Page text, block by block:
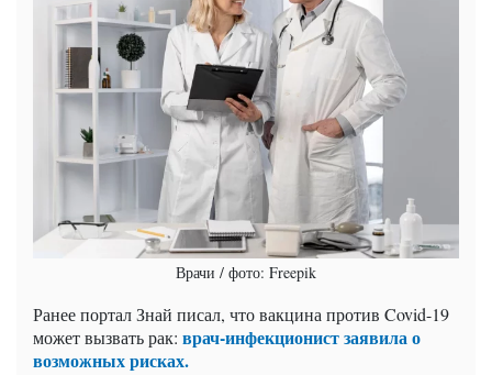
Врачи / фото: Freepik
Ранее портал Знай писал, что вакцина против Covid-19
может вызвать рак: врач-инфекционист заявила о
возможных рисках.